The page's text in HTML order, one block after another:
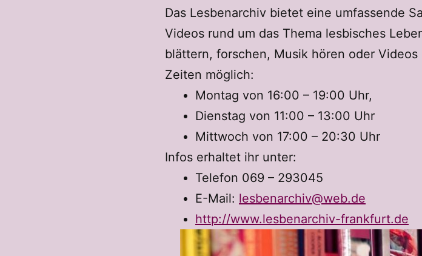
Das Lesbenarchiv bietet eine umfassende
Videos rund um das Thema lesbisches
blättern, forschen, Musik hören oder
Zeiten möglich:
Montag von 16:00 – 19:00 Uhr,
Dienstag von 11:00 – 13:00 Uhr
Mittwoch von 17:00 – 20:30 Uhr
Infos erhaltet ihr unter:
Telefon 069 – 293045
E-Mail: lesbenarchiv@web.de
http://www.lesbenarchiv-frankfurt.de